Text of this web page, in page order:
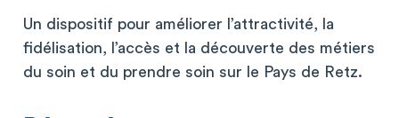
Un dispositif pour améliorer l’attractivité, la
fidélisation, l’accès et la découverte des métiers
du soin et du prendre soin sur le Pays de Retz.